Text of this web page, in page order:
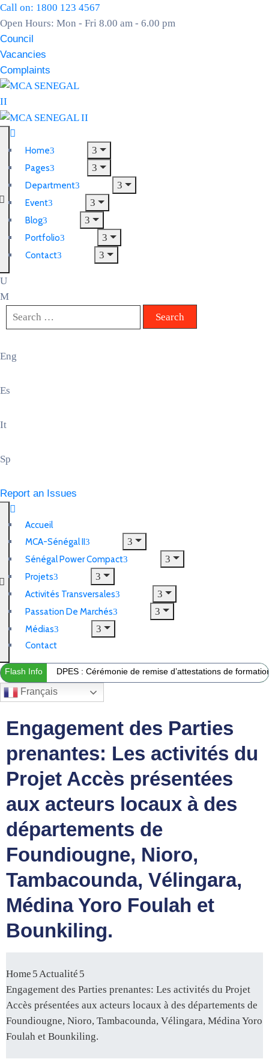
Call on: 1800 123 4567
Open Hours: Mon - Fri 8.00 am - 6.00 pm
Council
Vacancies
Complaints
Home
Pages
Department
Event
Blog
Portfolio
Contact
Eng
Es
It
Sp
Report an Issues
Accueil
MCA-Sénégal II
Sénégal Power Compact
Projets
Activités Transversales
Passation De Marchés
Médias
Contact
Flash Info DPES : Cérémonie de remise d’attestations de
Français
Engagement des Parties
prenantes: Les activités du
Projet Accès présentées
aux acteurs locaux à des
départements de
Foundiougne, Nioro,
Tambacounda, Vélingara,
Médina Yoro Foulah et
Bounkiling.
Home
Actualité
Engagement des Parties prenantes: Les activités du Projet
Accès présentées aux acteurs locaux à des départements de
Foundiougne, Nioro, Tambacounda, Vélingara, Médina Yoro
Foulah et Bounkiling.